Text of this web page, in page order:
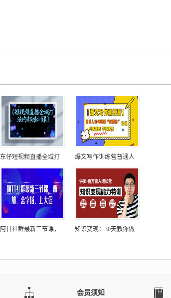
东仔短视频直播全域打 爆文写作训练营普通人
阿甘社群最新三节课， 知识变现：30天教你做
会员须知